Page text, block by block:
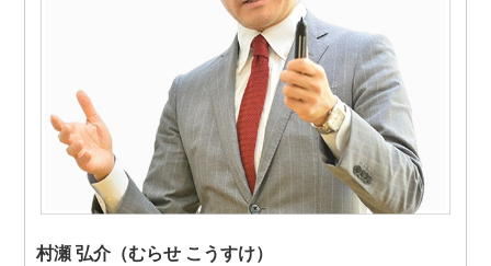
村瀬 弘介（むらせ こうすけ）